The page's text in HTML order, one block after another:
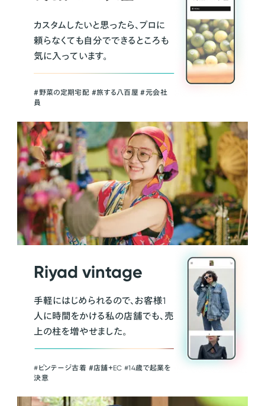
カスタムしたいと思ったら、プロに
頼らなくても自分でできるところも
気に入っています。
＃野菜の定期宅配 ＃旅する八百屋 ＃元会社
員
Riyad vintage
手軽にはじめられるので、お客様1
人に時間をかける私の店舗でも、売
上の柱を増やせました。
#ビンテージ古着 ＃店舗＋EC #14歳で起業を
決意